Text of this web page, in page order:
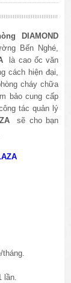
DIAMOND
Bến Nghé,
là cao ốc văn
cách hiện đại,
cháy chữa
bảo cung cấp
tác quản lý
sẽ cho bạn
lần.